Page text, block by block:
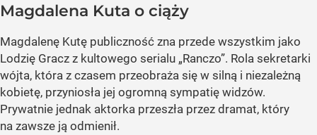
Magdalena Kuta o ciąży
Magdalenę Kutę publiczność zna przede wszystkim jako
Lodzię Gracz z kultowego serialu „Ranczo”. Rola sekretarki
wójta, która z czasem przeobraża się w silną i niezależną
kobietę, przyniosła jej ogromną sympatię widzów.
Prywatnie jednak aktorka przeszła przez dramat, który
na zawsze ją odmienił.